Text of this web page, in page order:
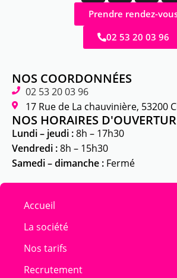
Prendre rendez-
02 53 20 03 96
NOS COORDONNÉES
02 53 20 03 96
17 Rue de La chauvinière, 53200
NOS HORAIRES
Lundi – jeudi :8h – 17h30
Vendredi :8h – 15h30
Samedi – dimanche : Fermé
Accueil
La société
Nos tarifs
Recrutement